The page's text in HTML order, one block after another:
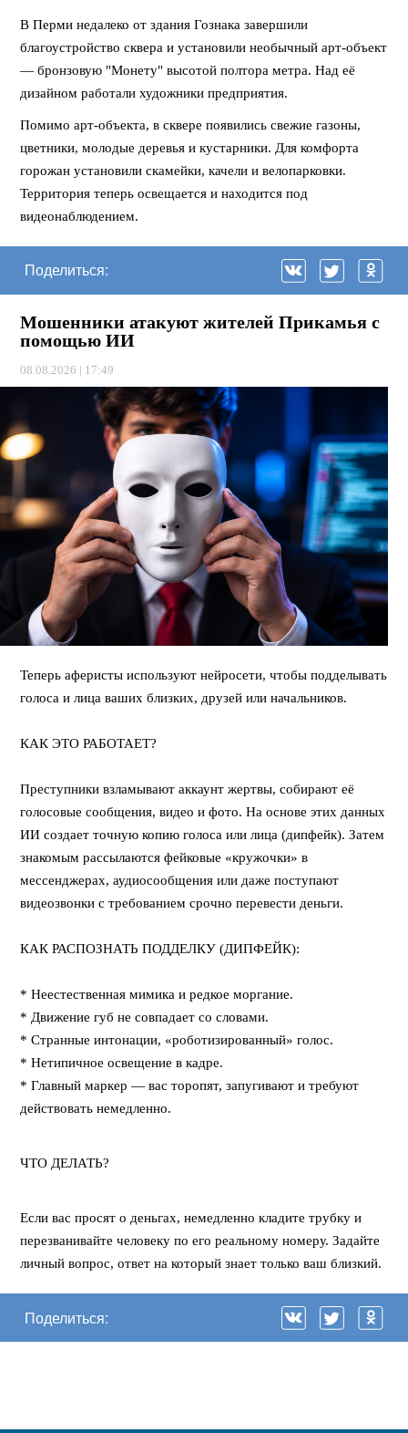
В Перми недалеко от здания Гознака завершили
благоустройство сквера и установили необычный арт-объект
— бронзовую "Монету" высотой полтора метра. Над её
дизайном работали художники предприятия.
Помимо арт-объекта, в сквере появились свежие газоны,
цветники, молодые деревья и кустарники. Для комфорта
горожан установили скамейки, качели и велопарковки.
Территория теперь освещается и находится под
видеонаблюдением.
Поделиться:
Мошенники атакуют жителей Прикамья с
помощью ИИ
08.08.2026 | 17:49
Теперь аферисты используют нейросети, чтобы подделывать
голоса и лица ваших близких, друзей или начальников.
КАК ЭТО РАБОТАЕТ?
Преступники взламывают аккаунт жертвы, собирают её
голосовые сообщения, видео и фото. На основе этих данных
ИИ создает точную копию голоса или лица (дипфейк). Затем
знакомым рассылаются фейковые «кружочки» в
мессенджерах, аудиосообщения или даже поступают
видеозвонки с требованием срочно перевести деньги.
КАК РАСПОЗНАТЬ ПОДДЕЛКУ (ДИПФЕЙК):
* Неестественная мимика и редкое моргание.
* Движение губ не совпадает со словами.
* Странные интонации, «роботизированный» голос.
* Нетипичное освещение в кадре.
* Главный маркер — вас торопят, запугивают и требуют
действовать немедленно.
ЧТО ДЕЛАТЬ?
Если вас просят о деньгах, немедленно кладите трубку и
перезванивайте человеку по его реальному номеру. Задайте
личный вопрос, ответ на который знает только ваш близкий.
Поделиться: